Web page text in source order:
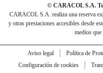
© CARACOL S.A.
CARACOL S.A. realiza una reserva
y otras prestaciones accesibles desde
medios que
Aviso legal Política de
Configuración de cookies